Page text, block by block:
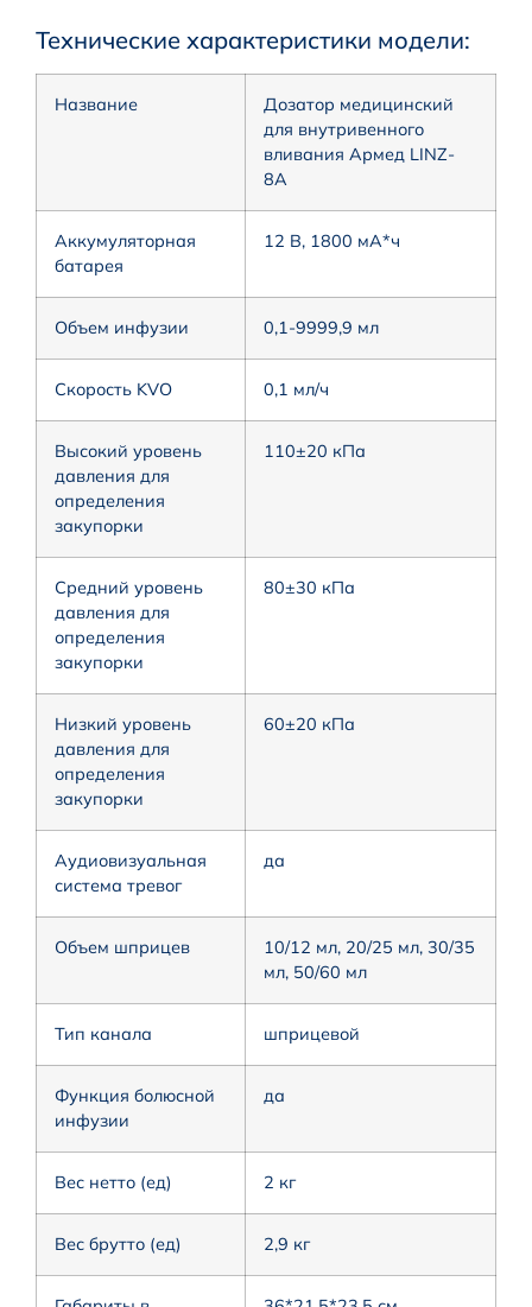
Технические характеристики модели:
Название
Дозатор медицинский
для внутривенного
вливания Армед LINZ-
8A
Аккумуляторная
батарея
12 В, 1800 мА*ч
Объем инфузии 0,1-9999,9 мл
Скорость KVO 0,1 мл/ч
Высокий уровень
давления для
определения
закупорки
110±20 кПа
Средний уровень
давления для
определения
закупорки
80±30 кПа
Низкий уровень
давления для
определения
закупорки
60±20 кПа
Аудиовизуальная
система тревог
да
Объем шприцев
10/12 мл, 20/25 мл, 30/35
мл, 50/60 мл
Тип канала шприцевой
Функция болюсной
инфузии
да
Вес нетто (ед) 2 кг
Вес брутто (ед) 2,9 кг